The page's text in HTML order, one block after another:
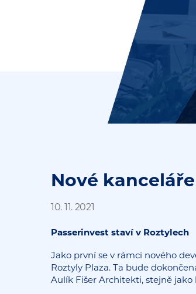
Nové
10. 11. 2021
Passerinvest staví v Roztylech
Jako první se v rámci nového
Roztyly Plaza. Ta bude
Aulík Fišer Architekti, stejně